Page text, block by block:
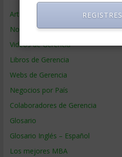
Artículos de Gerencia
Noticias de Gerencia
Videos de Gerencia
Libros de Gerencia
Webs de Gerencia
Negocios por País
Colaboradores de Gerencia
Glosario
Glosario Inglés – Español
Los mejores MBA